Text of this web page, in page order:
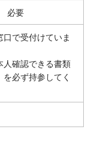
必要
口で受付けていま
人確認できる書類
を必ず持参してく